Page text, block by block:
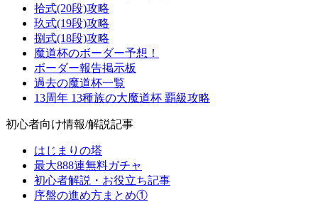
拾式(20段)攻略
玖式(19段)攻略
捌式(18段)攻略
魔道杯のボーダー予想！
ボーダー報告掲示板
過去の魔道杯一覧
13周年 13種族の大魔道杯 覇級攻略
初心者向け情報/解説記事
はじまりの塔
最大888連無料ガチャ
初心者解説・お役立ち記事
序盤の進め方まとめ①